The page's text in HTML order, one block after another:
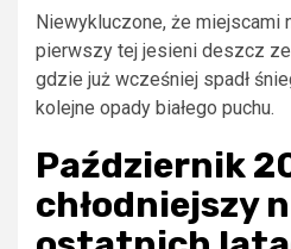
Niewykluczone, że miejscami
pierwszy tej jesieni deszcz ze
gdzie już wcześniej spadł
kolejne opady białego puchu.
Październik
chłodniejszy